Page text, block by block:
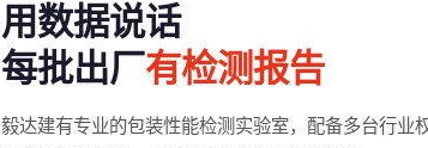
用数据说话
每批出厂有检测报告
毅达建有专业的包装性能检测实验室，配备多台行业